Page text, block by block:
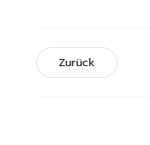
Zurück